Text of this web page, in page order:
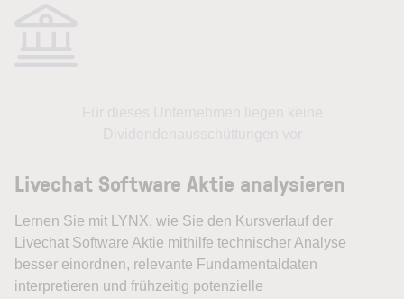
Livechat Software Aktie analysieren
Lernen Sie mit LYNX, wie Sie den Kursverlauf der
Livechat Software Aktie mithilfe technischer Analyse
besser einordnen, relevante Fundamentaldaten
interpretieren und frühzeitig potenzielle